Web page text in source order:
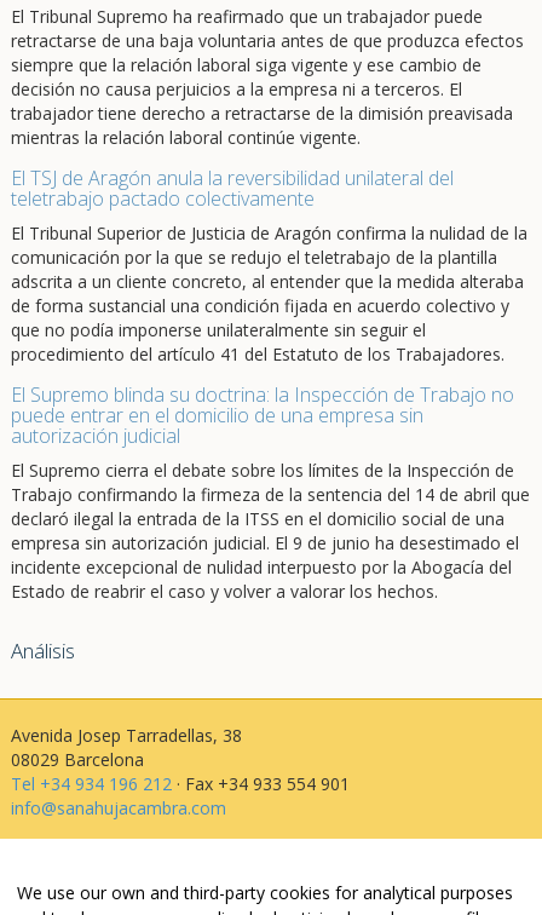
El Tribunal Supremo ha reafirmado que un trabajador puede
retractarse de una baja voluntaria antes de que produzca efectos
siempre que la relación laboral siga vigente y ese cambio de
decisión no causa perjuicios a la empresa ni a terceros. El
trabajador tiene derecho a retractarse de la dimisión preavisada
mientras la relación laboral continúe vigente.
El TSJ de Aragón anula la reversibilidad unilateral del
teletrabajo pactado colectivamente
El Tribunal Superior de Justicia de Aragón confirma la nulidad de la
comunicación por la que se redujo el teletrabajo de la plantilla
adscrita a un cliente concreto, al entender que la medida alteraba
de forma sustancial una condición fijada en acuerdo colectivo y
que no podía imponerse unilateralmente sin seguir el
procedimiento del artículo 41 del Estatuto de los Trabajadores.
El Supremo blinda su doctrina: la Inspección de Trabajo no
puede entrar en el domicilio de una empresa sin
autorización judicial
El Supremo cierra el debate sobre los límites de la Inspección de
Trabajo confirmando la firmeza de la sentencia del 14 de abril que
declaró ilegal la entrada de la ITSS en el domicilio social de una
empresa sin autorización judicial. El 9 de junio ha desestimado el
incidente excepcional de nulidad interpuesto por la Abogacía del
Estado de reabrir el caso y volver a valorar los hechos.
Análisis
Avenida Josep Tarradellas, 38
08029 Barcelona
Tel +34 934 196 212· Fax +34 933 554 901
info@sanahujacambra.com
Política de privacidad
We use our own and third-party cookies for analytical purposes